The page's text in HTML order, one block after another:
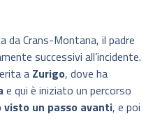
da Crans-Montana, il padre
successivi all’incidente.
a Zurigo, dove ha
e qui è iniziato un percorso
visto un passo avanti, e poi